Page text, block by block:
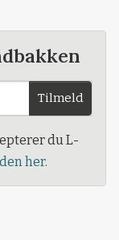
Tilmeld
du L-
her.